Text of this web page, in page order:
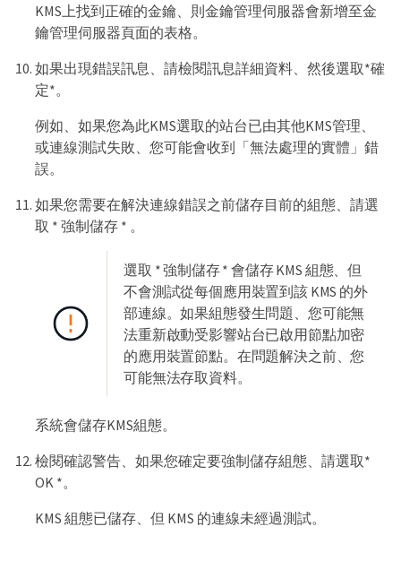
KMS上找到正確的金鑰、則金鑰管理伺服器會新增至金
鑰管理伺服器頁面的表格。
如果出現錯誤訊息、請檢閱訊息詳細資料、然後選取*確
定*。
例如、如果您為此KMS選取的站台已由其他KMS管理、
或連線測試失敗、您可能會收到「無法處理的實體」錯
誤。
如果您需要在解決連線錯誤之前儲存目前的組態、請選
取 * 強制儲存 * 。
選取 * 強制儲存 * 會儲存 KMS 組態、但
不會測試從每個應用裝置到該 KMS 的外
部連線。如果組態發生問題、您可能無
法重新啟動受影響站台已啟用節點加密
的應用裝置節點。在問題解決之前、您
可能無法存取資料。
系統會儲存KMS組態。
檢閱確認警告、如果您確定要強制儲存組態、請選取*
OK *。
KMS 組態已儲存、但 KMS 的連線未經過測試。